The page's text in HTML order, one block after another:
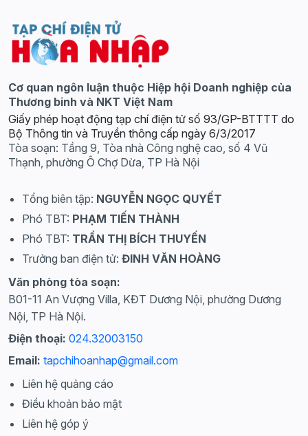
Cơ quan ngôn luận thuộc Hiệp hội Doanh nghiệp của
Thương binh và NKT Việt Nam
Giấy phép hoạt động tạp chí điện tử số 93/GP-BTTTT do
Bộ Thông tin và Truyền thông cấp ngày 6/3/2017
Tòa soạn: Tầng 9, Tòa nhà Công nghệ cao, số 4 Vũ
Thạnh, phường Ô Chợ Dừa, TP Hà Nội
Tổng biên tập: NGUYỄN NGỌC QUYẾT
Phó TBT: PHẠM TIẾN THÀNH
Phó TBT: TRẦN THỊ BÍCH THUYẾN
Trưởng ban điện tử: ĐINH VĂN HOÀNG
Văn phòng tòa soạn:
B01-11 An Vượng Villa, KĐT Dương Nội, phường Dương
Nội, TP Hà Nội.
Điện thoại: 024.32003150
Email: tapchihoanhap@gmail.com
Liên hệ quảng cáo
Điều khoản bảo mật
Liên hệ góp ý